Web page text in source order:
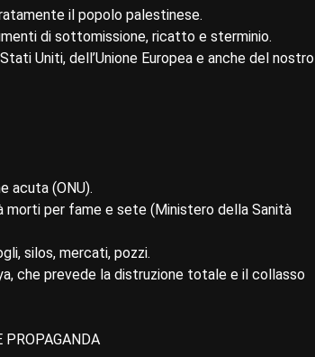
il popolo palestinese.
di sottomissione, ricatto e sterminio.
Uniti, dell’Unione Europea e anche del nostro
acuta (ONU).
morti per fame e sete (Ministero della Sanità
silos, mercati, pozzi.
che prevede la distruzione totale e il collasso
PROPAGANDA